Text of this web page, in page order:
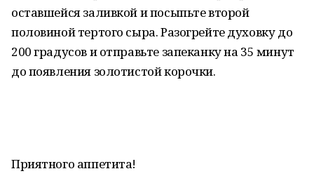
оставшейся заливкой и посыпьте второй
половиной тертого сыра. Разогрейте духовку до
200 градусов и отправьте запеканку на 35 минут
до появления золотистой корочки.
Приятного аппетита!